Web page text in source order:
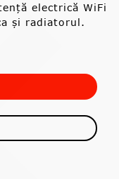
electrică WiFi
și radiatorul.